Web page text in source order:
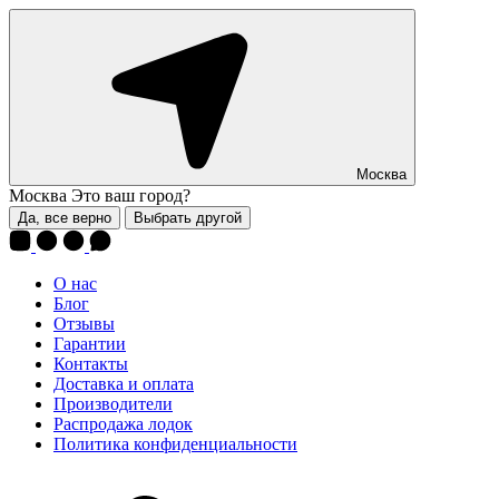
Москва
Москва Это ваш город?
Да, все верно Выбрать другой
О нас
Блог
Отзывы
Гарантии
Контакты
Доставка и оплата
Производители
Распродажа лодок
Политика конфиденциальности